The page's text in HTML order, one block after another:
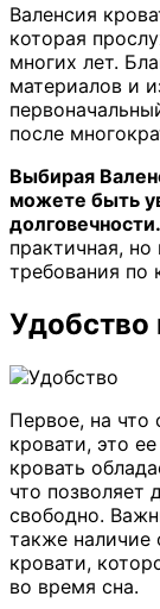
Валенсия
которая
многих лет.
материалов и
после
Выбирая
можете быть
долговечности.
практичная,
требования по
Удобство
Первое, на что
кровати, это
кровать
что позволяет
свободно.
также наличие
кровати,
во время сна.